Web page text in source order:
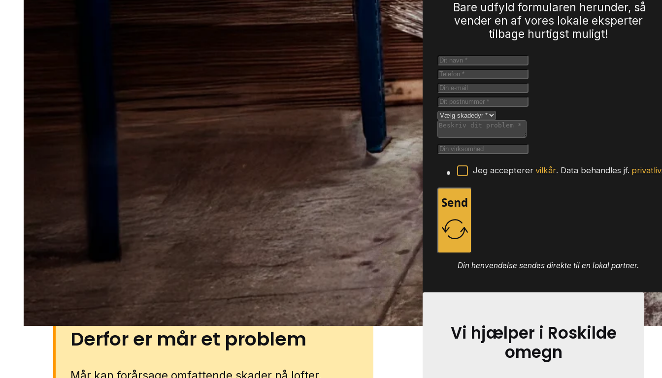
Lokal bekæmpelse af
Mår kan skabe stor uro, når de søger ly i bygninger tæt på
mennesker. De vælger ofte steder, hvor der er ro, skjul og
nem adgang til tagrum, udhuse eller andre mindre
bygninger, og derfor kan problemet hurtigt blive generende
I Roskilde kan udfordringen især opstå i ældre
boligkvarterer, på stille villaveje og i nyere
parcelhusområder, hvor carporte, skure og garager giver
gode skjulesteder. Også grønne fællesarealer, lokale stier
og små erhvervsområder kan skabe overgang mellem
bebyggelse og mere rolige omgivelser. Du kan få mårhjælp i
Roskilde gennem vores lokale partnere. Udfyld blot
formularen, så forbinder vi dig med en lokal specialist.
Derfor er mår et problem
Mår kan forårsage omfattende skader på lofter,
Bare udfyld formularen herunder, så
vender en af vores lokale eksperter
tilbage hurtigst muligt!
Jeg accepterer vilkår. Data behandles jf.
Send
Din henvendelse sendes direkte til en lokal partner.
Vi hjælper i Roskilde
omegn